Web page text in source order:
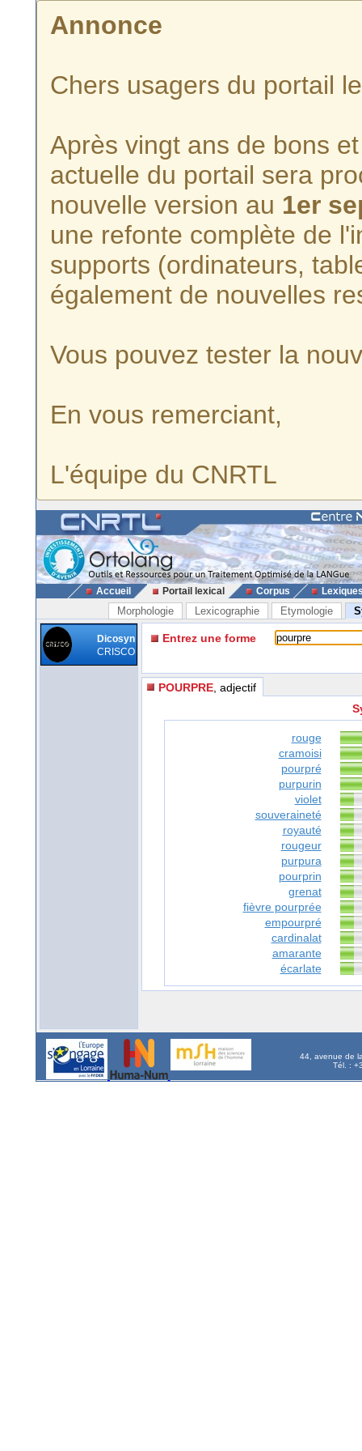
Annonce
Chers usagers du portail
Après vingt ans de bons
actuelle du portail sera
nouvelle version au 1er
une refonte complète de
supports (ordinateurs,
également de nouvelles
Vous pouvez tester la
En vous remerciant,
L'équipe du CNRTL
Accueil Portail lexical Corpus
Morphologie Lexicographie Etymologie
Dicosyn
CRISCO
Entrez une forme
POURPRE , adjectif
rouge
cramoisi
pourpré
purpurin
violet
souveraineté
royauté
rougeur
purpura
pourprin
grenat
fièvre pourprée
empourpré
cardinalat
amarante
écarlate
44, avenue de
Tél. :